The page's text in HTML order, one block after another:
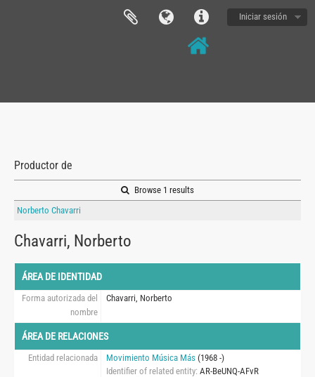
Iniciar sesión
Productor de
Browse 1 results
Norberto Chavarri
Chavarri, Norberto
ÁREA DE IDENTIDAD
Forma autorizada del
nombre
Chavarri, Norberto
ÁREA DE RELACIONES
Entidad relacionada Movimiento Música Más (1968 -)
Identifier of related entity AR-BeUNQ-AFvR